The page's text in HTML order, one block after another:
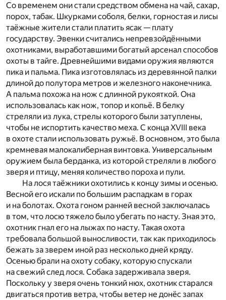
Со временем они стали средством обмена на чай, сахар,
порох, табак. Шкурками соболя, белки, горностая и лисы
таёжные жители стали платить ясак — плату
государству. Эвенки считались непревзойдёнными
охотниками, выработавшими богатый арсенал способов
охоты в тайге. Древнейшими видами оружия являются
пика и пальма. Пика изготовлялась из деревянной палки
длиной до полутора метров и железного наконечника.
А пальма похожа на нож с длинной рукояткой. Она
использовалась как нож, топор и копьё. В белку
стреляли из лука, стрелы которого были затуплены,
чтобы не испортить качество меха. С конца XVIII века
в охоте стали использовать ружьё. В основном, это была
кремневая малокалиберная винтовка. Универсальным
оружием была берданка, из которой стреляли в любого
зверя и птицу, меняя количество пороха и пули.
На лося таёжники охотились к концу зимы и осенью.
Весной его искали по большим распадкам в горах
и на болотах. Охота гоном ранней весной заключалась
в том, что лосю тяжело было убегать по насту. Зная это,
охотник гнал его на лыжах по насту. Такая охота
требовала большой выносливости, так как приходилось
бежать за зверем иной раз несколько дней кряду.
Осенью брали на охоту собаку, которую спускали
на свежий след лося. Собака задерживала зверя.
Поскольку у зверя очень тонкий нюх, охотник старался
двигаться против ветра, чтобы ветер не донёс запах